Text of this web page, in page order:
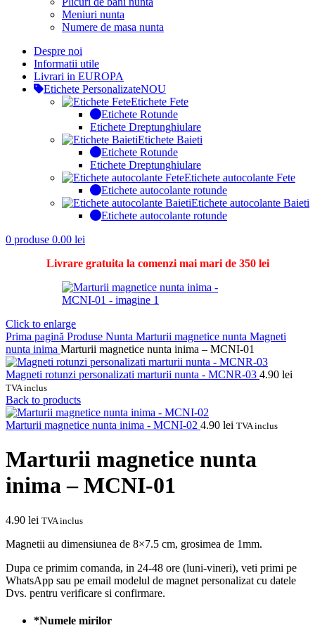
Meniuri nunta
Numere de masa nunta
Despre noi
Informatii utile
Livrari in EUROPA
Etichete PersonalizateNOU
Etichete Fete
Etichete Rotunde
Etichete Dreptunghiulare
Etichete Baieti
Etichete Rotunde
Etichete Dreptunghiulare
Etichete autocolante Fete
Etichete autocolante rotunde
Etichete autocolante Baieti
Etichete autocolante rotunde
0 produse 0.00 lei
Livrare gratuita la comenzi mai mari de 350 lei
Click to enlarge
Prima pagină Produse Nunta Marturii magnetice nunta Magneti
nunta inima Marturii magnetice nunta inima – MCNI-01
Magneti rotunzi personalizati marturii nunta - MCNR-03 4.90 lei
TVA inclus
Back to products
Marturii magnetice nunta inima - MCNI-02 4.90 lei TVA inclus
Marturii magnetice nunta
inima – MCNI-01
4.90 lei TVA inclus
Magnetii au dimensiunea de 8×7.5 cm, grosimea de 1mm.
Dupa ce primim comanda, in 24-48 ore (luni-vineri), veti primi pe
WhatsApp sau pe email modelul de magnet personalizat cu datele
Dvs. pentru verificare si confirmare.
*Numele mirilor